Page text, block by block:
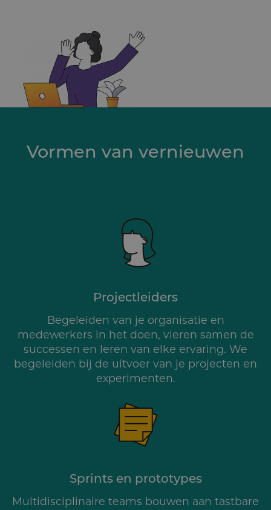
Vormen van vernieuwen
Projectleiders
Begeleiden van je organisatie en
medewerkers in het doen, vieren samen de
successen en leren van elke ervaring. We
begeleiden bij de uitvoer van je projecten en
experimenten.
Sprints en prototypes
Multidisciplinaire teams bouwen aan tastbare